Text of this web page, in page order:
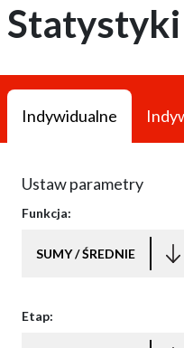
Statystyki
Indywidualne
Ustaw parametry
Funkcja:
SUMY / ŚREDNIE
Etap: